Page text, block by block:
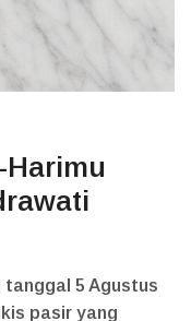
tanggal 5 Agustus
pasir yang